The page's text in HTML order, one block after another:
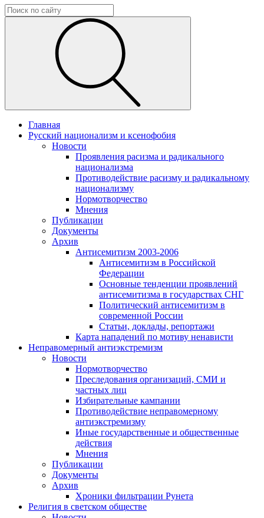
Главная
Русский национализм и ксенофобия
Новости
Проявления расизма и радикального
национализма
Противодействие расизму и радикальному
национализму
Нормотворчество
Мнения
Публикации
Документы
Архив
Антисемитизм 2003-2006
Антисемитизм в Российской
Федерации
Основные тенденции проявлений
антисемитизма в государствах СНГ
Политический антисемитизм в
современной России
Статьи, доклады, репортажи
Карта нападений по мотиву ненависти
Неправомерный антиэкстремизм
Новости
Нормотворчество
Преследования организаций, СМИ и
частных лиц
Избирательные кампании
Противодействие неправомерному
антиэкстремизму
Иные государственные и общественные
действия
Мнения
Публикации
Документы
Архив
Хроники фильтрации Рунета
Религия в светском обществе